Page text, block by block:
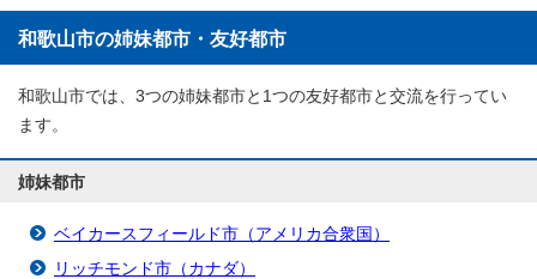
和歌山市の姉妹都市・友好都市
和歌山市では、3つの姉妹都市と1つの友好都市と交流を行ってい
ます。
姉妹都市
ベイカースフィールド市（アメリカ合衆国）
リッチモンド市（カナダ）